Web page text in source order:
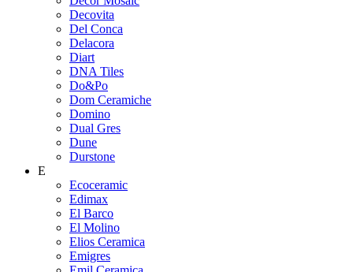
Decovita
Del Conca
Delacora
Diart
DNA Tiles
Do&Po
Dom Ceramiche
Domino
Dual Gres
Dune
Durstone
E
Ecoceramic
Edimax
El Barco
El Molino
Elios Ceramica
Emigres